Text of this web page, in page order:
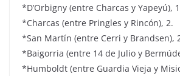
*D’Orbigny (entre Charcas y Yapeyú),
*Charcas (entre Pringles y Rincón), 2.
*San Martín (entre Cerri y Brandsen),
*Baigorria (entre 14 de Julio y
*Humboldt (entre Guardia Vieja y